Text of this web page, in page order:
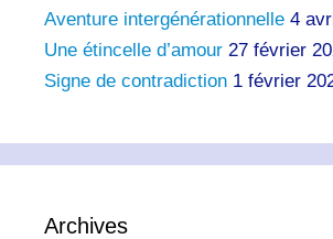
Aventure intergénérationnelle 4
Une étincelle d’amour 27 février
Signe de contradiction 1 février
Archives